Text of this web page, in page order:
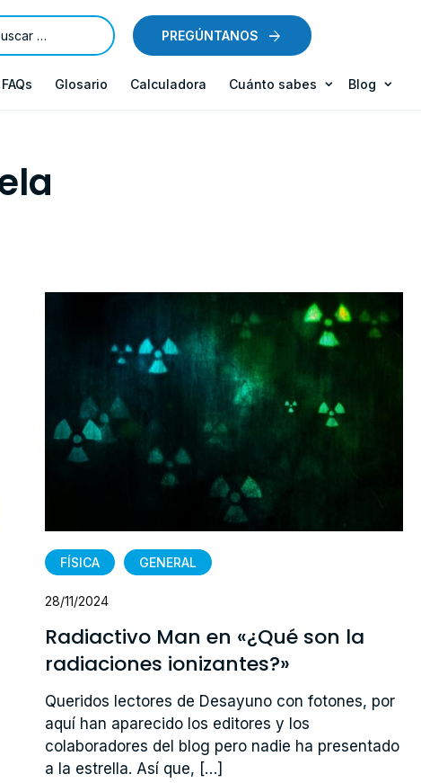
PREGÚNTANOS
FAQs Glosario Calculadora Cuánto sabes Blog
FÍSICA GENERAL
28/11/2024
Radiactivo Man en «¿Qué son la
radiaciones ionizantes?»
Queridos lectores de Desayuno con fotones, por
aquí han aparecido los editores y los
colaboradores del blog pero nadie ha presentado
a la estrella. Así que, […]